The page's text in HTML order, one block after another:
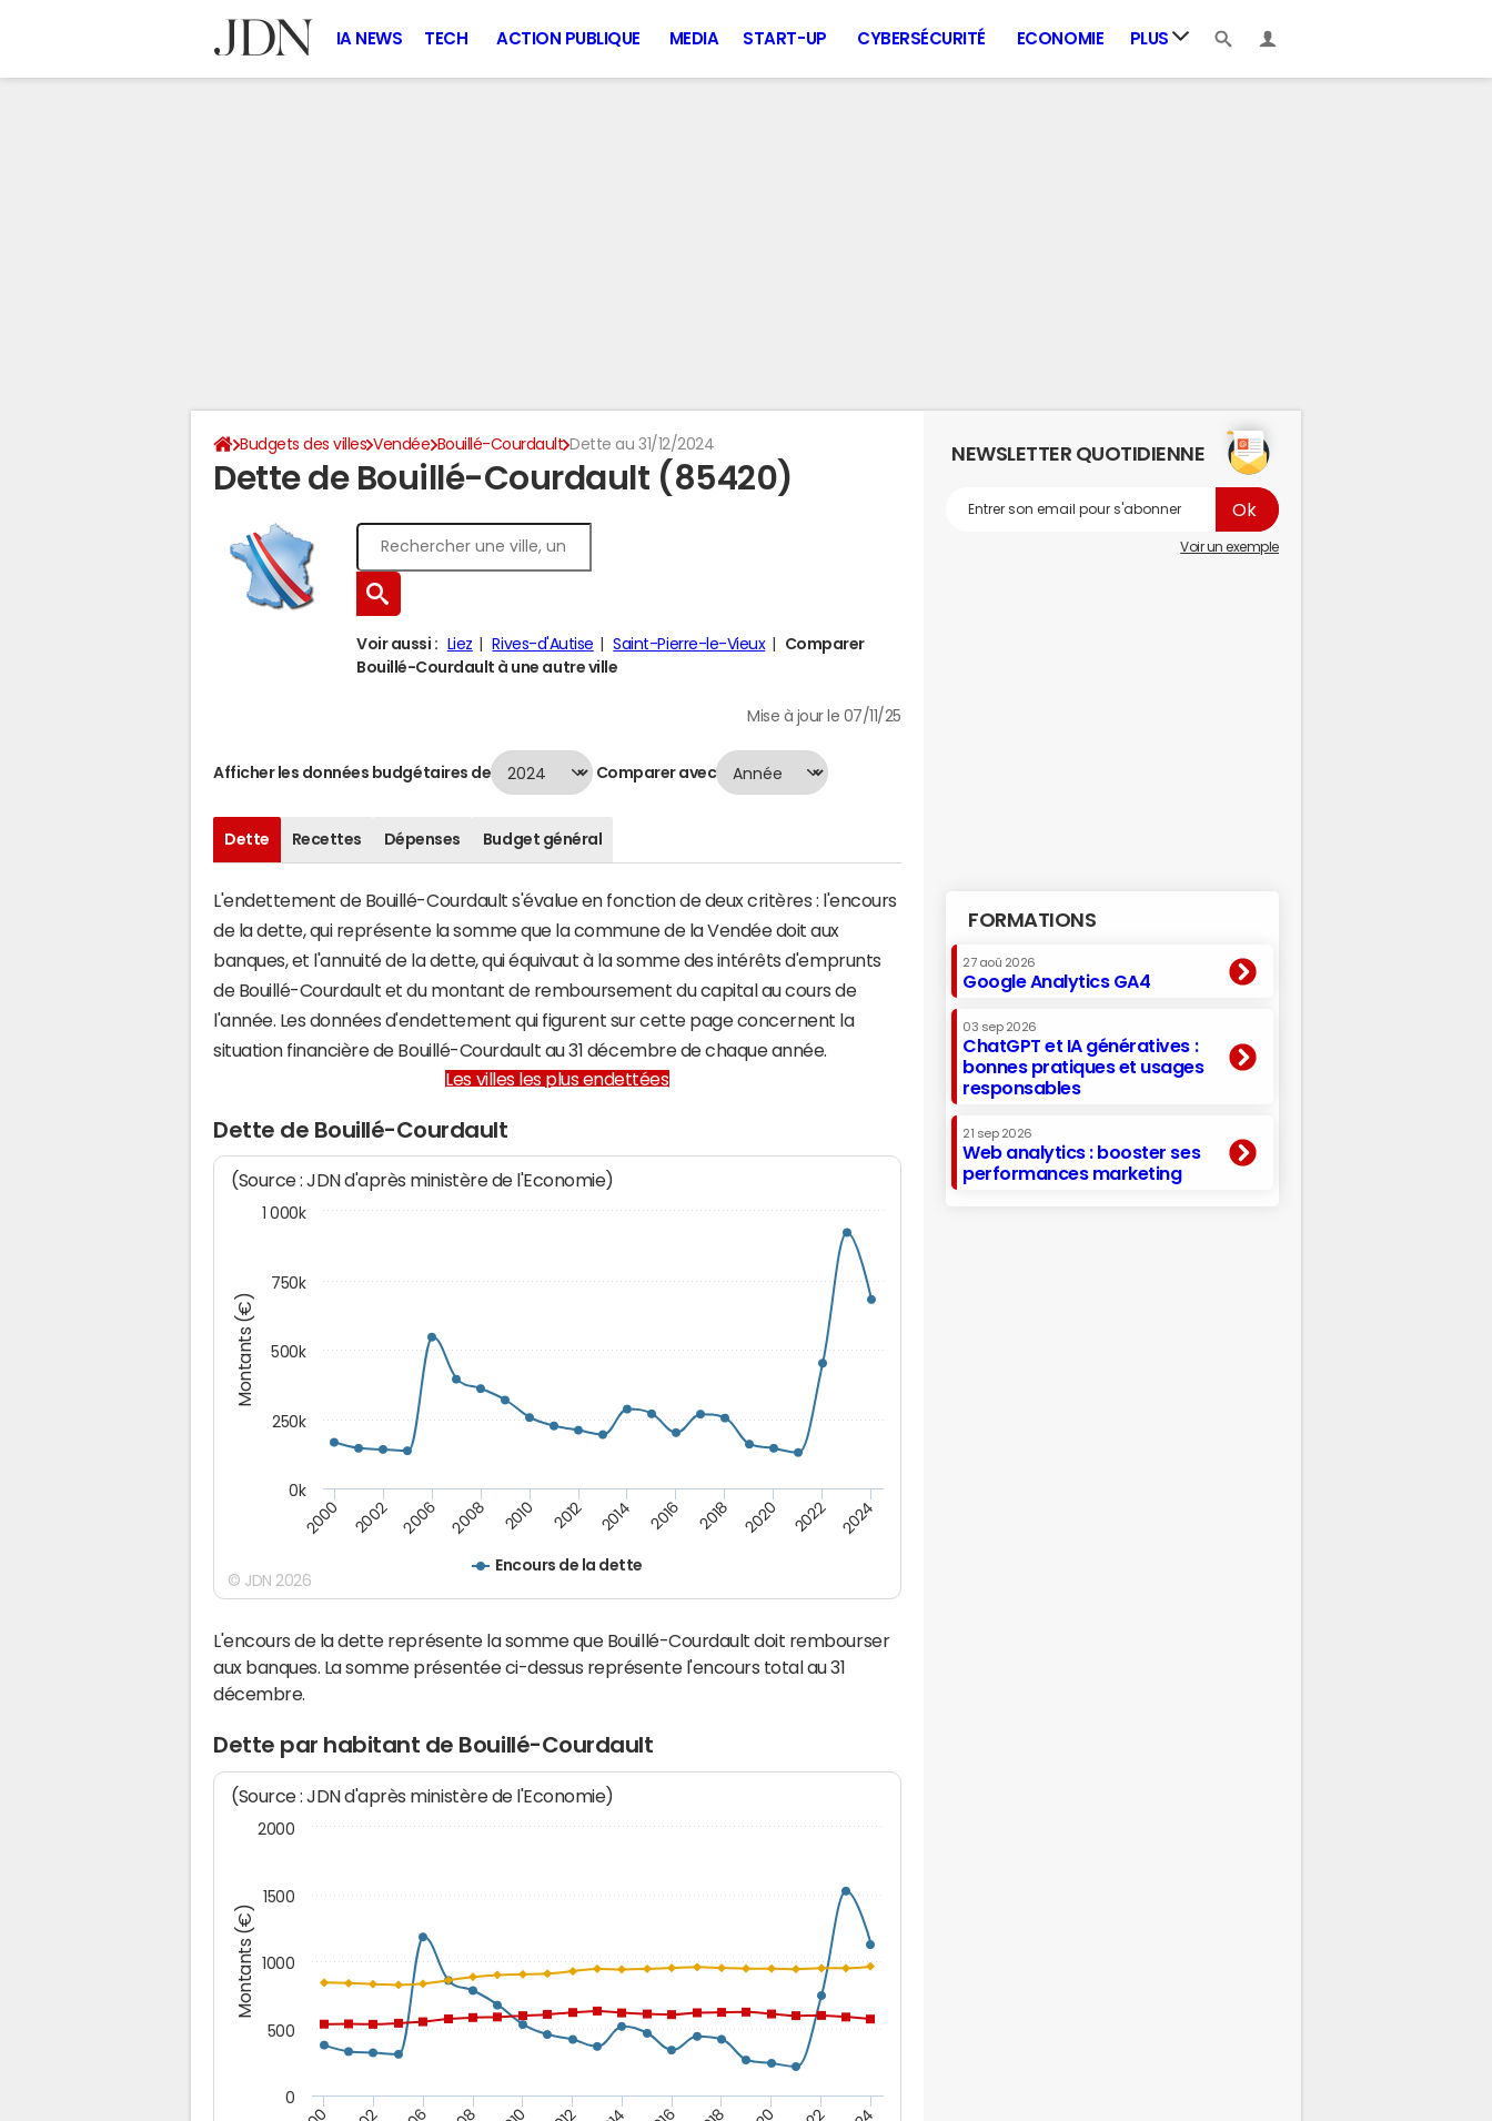
IA NEWS TECH ACTION PUBLIQUE MEDIA START-UP CYBERSÉCURITÉ ECONOMIE PLUS
Budgets des villes Vendée Bouillé-Courdault Dette au 31/12/2024
Dette de Bouillé-Courdault (85420)
Voir aussi : Liez Rives-d'Autise Saint-Pierre-le-Vieux
Comparer
Bouillé-Courdault à une autre ville
Mise à jour le 07/11/25
Afficher les données budgétaires de Comparer avec
Dette Recettes Dépenses Budget général
L'endettement de Bouillé-Courdault s'évalue en fonction de deux critères : l'encours
de la dette, qui représente la somme que la commune de la Vendée doit aux
banques, et l'annuité de la dette, qui équivaut à la somme des intérêts d'emprunts
de Bouillé-Courdault et du montant de remboursement du capital au cours de
l'année. Les données d'endettement qui figurent sur cette page concernent la
situation financière de Bouillé-Courdault au 31 décembre de chaque année.
Les villes les plus endettées
Dette de Bouillé-Courdault
Montants (€)
(Source : JDN d'après ministère de l'Economie)
Encours de la dette
2000 2002 2006 2008 2010 2012 2014 2016 2018 2020 2022 2024
0k
250k
500k
750k
1 000k
© JDN 2026
L'encours de la dette représente la somme que Bouillé-Courdault doit rembourser
aux banques. La somme présentée ci-dessus représente l'encours total au 31
décembre.
Dette par habitant de Bouillé-Courdault
Montants (€)
(Source : JDN d'après ministère de l'Economie)
0
500
1000
1500
2000
NEWSLETTER QUOTIDIENNE
Voir un exemple
FORMATIONS
27 aoû 2026
Google Analytics GA4
03 sep 2026
ChatGPT et IA génératives :
bonnes pratiques et usages
responsables
21 sep 2026
Web analytics : booster ses
performances marketing